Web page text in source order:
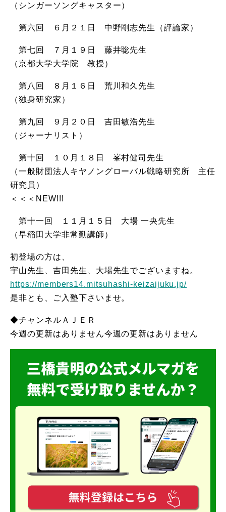
（シンガーソングキャスター）
第六回 ６月２１日 中野剛志先生（評論家）
第七回 ７月１９日 藤井聡先生
（京都大学大学院 教授）
第八回 ８月１６日 荒川和久先生
（独身研究家）
第九回 ９月２０日 吉田敏浩先生
（ジャーナリスト）
第十回 １０月１８日 峯村健司先生
（一般財団法人キヤノングローバル戦略研究所 主任
研究員）
＜＜＜NEW!!!
第十一回 １１月１５日 大場 一央先生
（早稲田大学非常勤講師）
初登場の方は、
宇山先生、吉田先生、大場先生でございますね。
https://members14.mitsuhashi-keizaijuku.jp/
是非とも、ご入塾下さいませ。
◆チャンネルＡＪＥＲ
今週の更新はありません今週の更新はありません